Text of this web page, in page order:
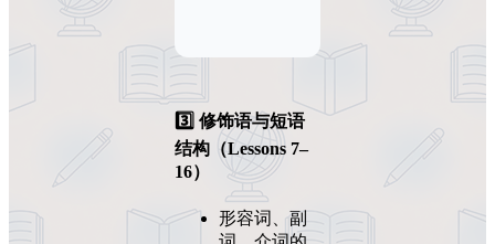
3️⃣ 修饰语与短语
结构（Lessons 7–
16）
形容词、副